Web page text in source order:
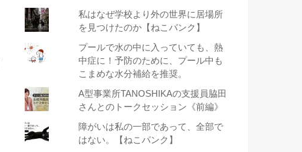
私はなぜ学校より外の世界に居場所
を見つけたのか【ねこパンク】
プールで水の中に入っていても、熱
中症に！予防のために、プール中も
こまめな水分補給を推奨。
A型事業所TANOSHIKAの支援員脇田
さんとのトークセッション《前編》
障がいは私の一部であって、全部で
はない。【ねこパンク】